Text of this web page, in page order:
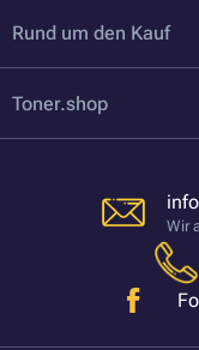
Rund um den Kauf
Toner.shop
Wir